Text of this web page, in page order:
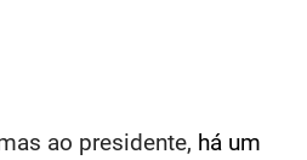
ao presidente, há um